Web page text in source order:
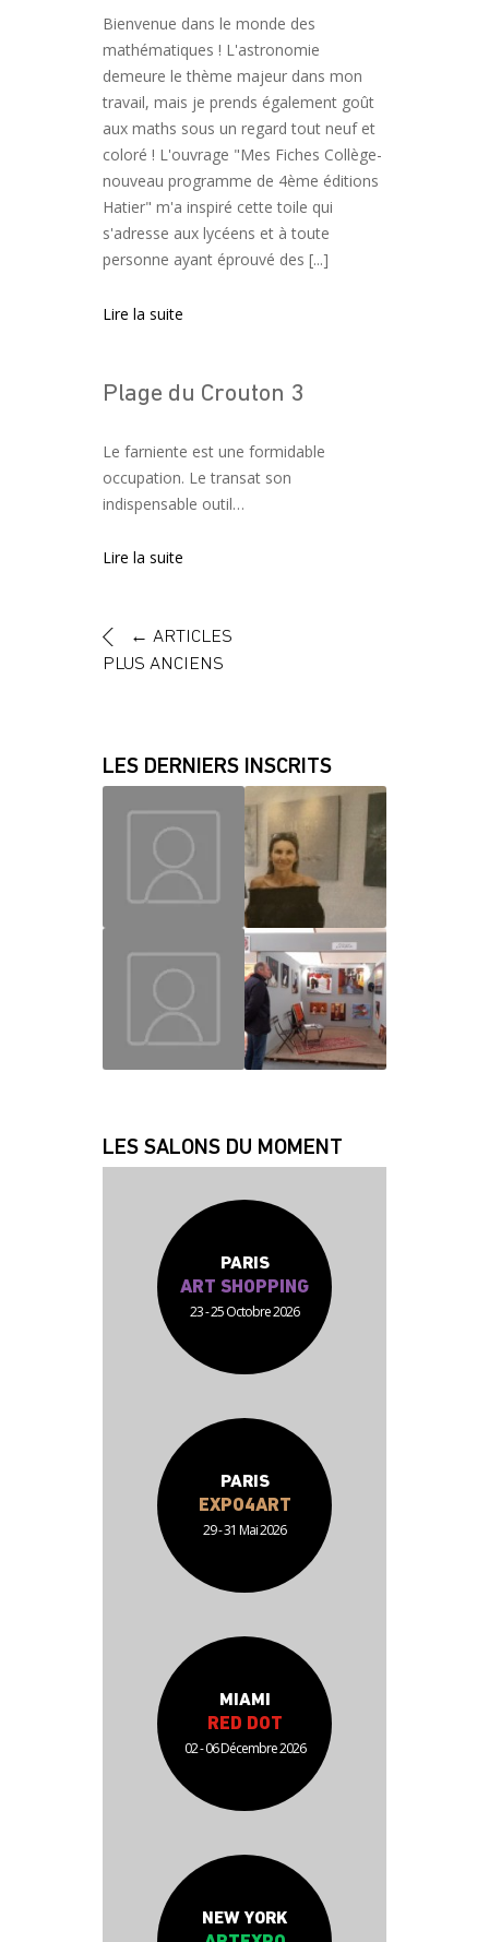
Bienvenue dans le monde des
mathématiques ! L'astronomie
demeure le thème majeur dans mon
travail, mais je prends également goût
aux maths sous un regard tout neuf et
coloré ! L'ouvrage "Mes Fiches Collège-
nouveau programme de 4ème éditions
Hatier" m'a inspiré cette toile qui
s'adresse aux lycéens et à toute
personne ayant éprouvé des [...]
Lire la suite
Plage du Crouton 3
Le farniente est une formidable
occupation. Le transat son
indispensable outil…
Lire la suite
← ARTICLES
PLUS ANCIENS
LES DERNIERS INSCRITS
MAUD CHRISLAINE
LES SALONS DU MOMENT
PARIS
ART SHOPPING
23 - 25 Octobre 2026
PARIS
EXPO4ART
29 - 31 Mai 2026
MIAMI
RED DOT
02 - 06 Décembre 2026
NEW YORK